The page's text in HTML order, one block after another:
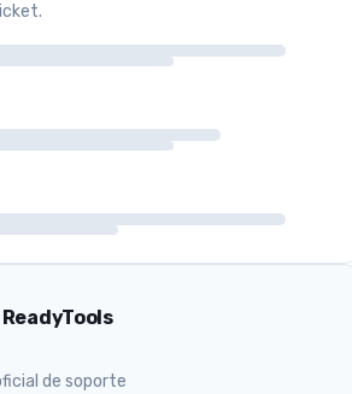
de soporte